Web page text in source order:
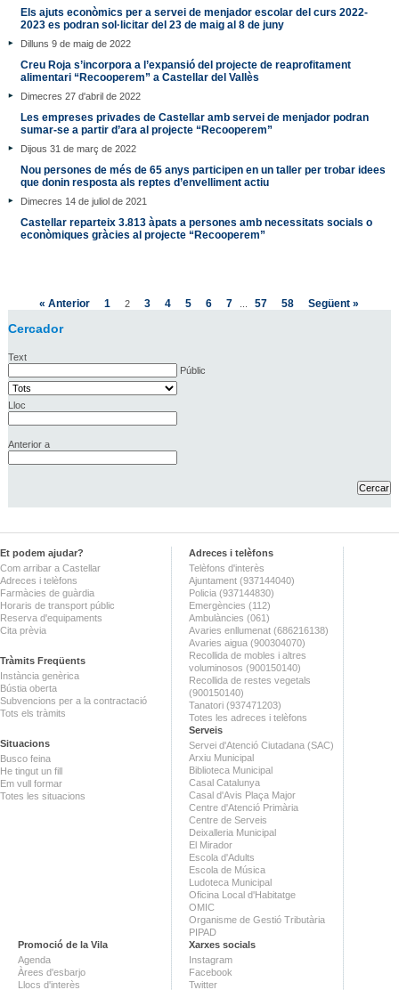
Els ajuts econòmics per a servei de menjador escolar del curs 2022-
2023 es podran sol·licitar del 23 de maig al 8 de juny
Dilluns 9 de maig de 2022
Creu Roja s’incorpora a l’expansió del projecte de reaprofitament
alimentari “Recooperem” a Castellar del Vallès
Dimecres 27 d'abril de 2022
Les empreses privades de Castellar amb servei de menjador podran
sumar-se a partir d’ara al projecte “Recooperem”
Dijous 31 de març de 2022
Nou persones de més de 65 anys participen en un taller per trobar idees
que donin resposta als reptes d’envelliment actiu
Dimecres 14 de juliol de 2021
Castellar reparteix 3.813 àpats a persones amb necessitats socials o
econòmiques gràcies al projecte “Recooperem”
« Anterior 1 2 3 4 5 6 7 57 58 Següent »
Cercador
Text
Públic
Lloc
Anterior a
Et podem ajudar?
Com arribar a Castellar
Adreces i telèfons
Farmàcies de guàrdia
Horaris de transport públic
Reserva d'equipaments
Cita prèvia
Tràmits Freqüents
Instància genèrica
Bústia oberta
Subvencions per a la contractació
Tots els tràmits
Situacions
Busco feina
He tingut un fill
Em vull formar
Totes les situacions
Adreces i telèfons
Telèfons d'interès
Ajuntament (937144040)
Policia (937144830)
Emergències (112)
Ambulàncies (061)
Avaries enllumenat (686216138)
Avaries aigua (900304070)
Recollida de mobles i altres
voluminosos (900150140)
Recollida de restes vegetals
(900150140)
Tanatori (937471203)
Totes les adreces i telèfons
Serveis
Servei d'Atenció Ciutadana (SAC)
Arxiu Municipal
Biblioteca Municipal
Casal Catalunya
Casal d'Avis Plaça Major
Centre d'Atenció Primària
Centre de Serveis
Deixalleria Municipal
El Mirador
Escola d'Adults
Escola de Música
Ludoteca Municipal
Oficina Local d'Habitatge
OMIC
Organisme de Gestió Tributària
PIPAD
Promoció de la Vila
Agenda
Àrees d'esbarjo
Llocs d'interès
Xarxes socials
Instagram
Facebook
Twitter